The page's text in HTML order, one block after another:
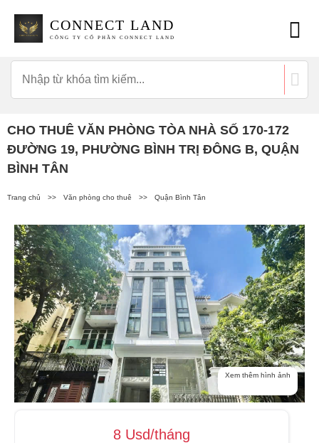
CONNECT LAND
CÔNG TY CỔ PHẦN CONNECT LAND
CHO THUÊ VĂN PHÒNG TÒA NHÀ SỐ 170-172
ĐƯỜNG 19, PHƯỜNG BÌNH TRỊ ĐÔNG B, QUẬN
BÌNH TÂN
Trang chủ >> Văn phòng cho thuê >> Quận Bình Tân
Xem thêm hình ảnh
8 Usd/tháng